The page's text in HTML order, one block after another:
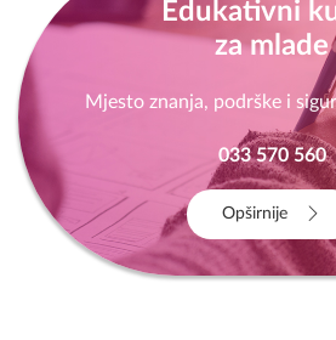
Edukativni
za mlade
Mjesto znanja, podrške i
033 570 560
Opširnije